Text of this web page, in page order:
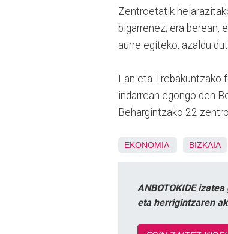
Zentroetatik
bigarrenez; era berean,
aurre egiteko, azaldu
Lan eta Trebakuntzako
indarrean egongo den
Behargintzako 22
EKONOMIA BIZKAIA
ANBOTOKIDE
eta herrigintzaren